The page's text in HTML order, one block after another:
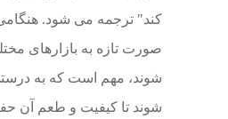
کند" ترجمه می شود. هنگامی
صورت تازه به بازارهای
شوند، مهم است که به
شوند تا کیفیت و طعم آن